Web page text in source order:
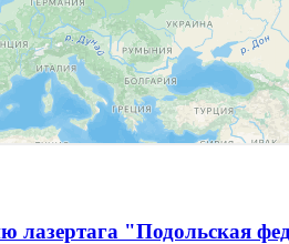
лазертага "Подольская